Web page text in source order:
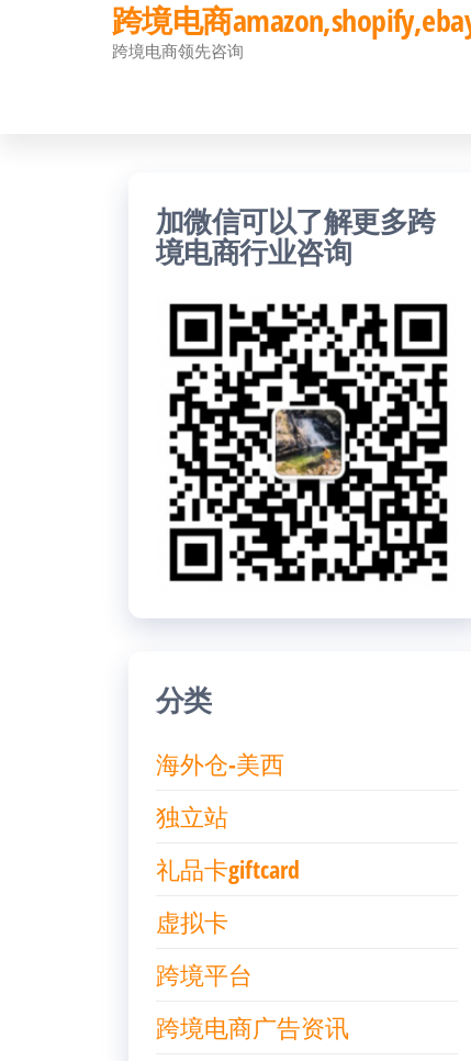
跨境电商
跨境电商领先咨询
加微信可以了解更多跨
境电商行业咨询
分类
海外仓-美西
独立站
礼品卡giftcard
虚拟卡
跨境平台
跨境电商广告资讯